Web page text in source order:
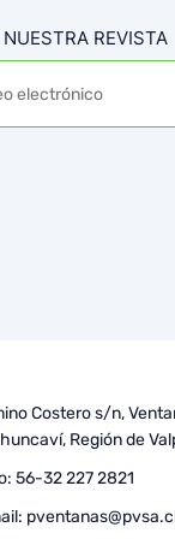
REVISTA
Costero s/n,
Región de
56-32 227 2821